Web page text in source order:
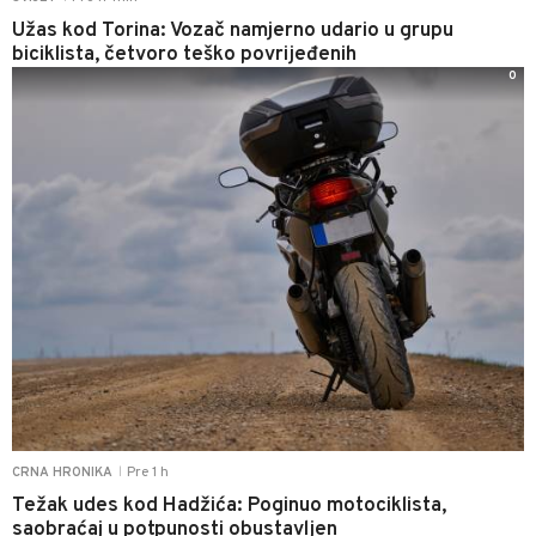
Užas kod Torina: Vozač namjerno udario u grupu
biciklista, četvoro teško povrijeđenih
CRNA HRONIKA Pre 1 h
Težak udes kod Hadžića: Poginuo motociklista,
saobraćaj u potpunosti obustavljen
0